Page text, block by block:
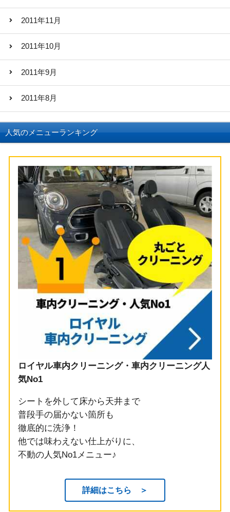
2011年11月
2011年10月
2011年9月
2011年8月
人気のメニューランキング
ロイヤル車内クリーニング・車内クリーニング人
気No1
シートを外して床から天井まで
普段手の届かない箇所も
徹底的に洗浄！
他では味わえない仕上がりに、
不動の人気No1メニュー♪
詳細はこちら ＞